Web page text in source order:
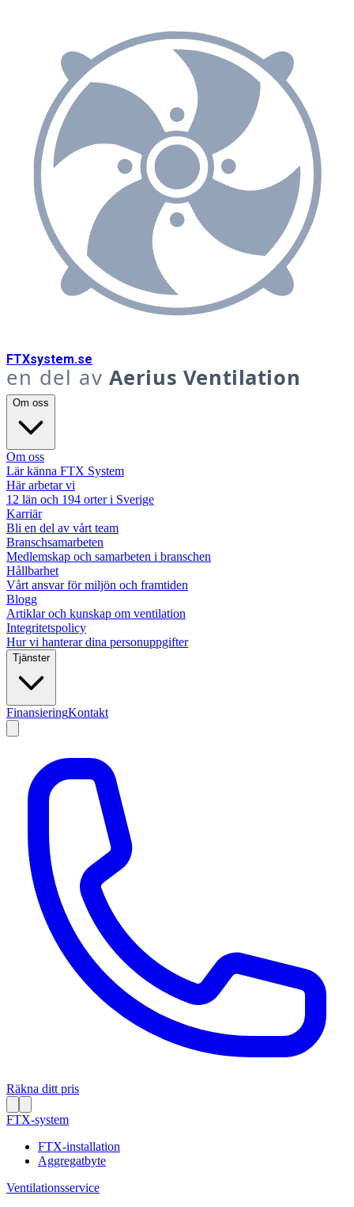
FTXsystem.se
en del av Aerius Ventilation
Om oss
Om oss
Lär känna FTX System
Här arbetar vi
12 län och 194 orter i Sverige
Karriär
Bli en del av vårt team
Branschsamarbeten
Medlemskap och samarbeten i branschen
Hållbarhet
Vårt ansvar för miljön och framtiden
Blogg
Artiklar och kunskap om ventilation
Integritetspolicy
Hur vi hanterar dina personuppgifter
Tjänster
FinansieringKontakt
Räkna ditt pris
FTX-system
FTX-installation
Aggregatbyte
Ventilationsservice